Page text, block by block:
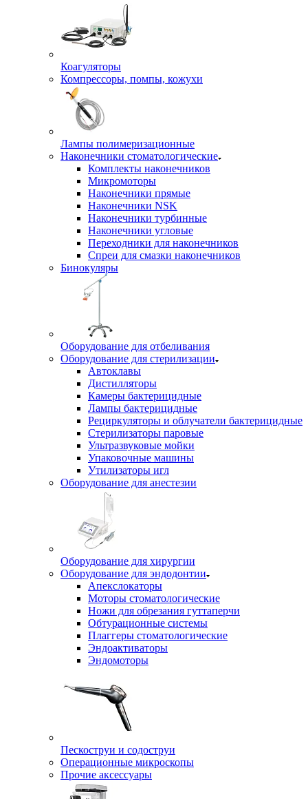
Коагуляторы
Компрессоры, помпы, кожухи
Лампы полимеризационные
Наконечники стоматологические
Комплекты наконечников
Микромоторы
Наконечники прямые
Наконечники NSK
Наконечники турбинные
Наконечники угловые
Переходники для наконечников
Спреи для смазки наконечников
Бинокуляры
Оборудование для отбеливания
Оборудование для стерилизации
Автоклавы
Дистилляторы
Камеры бактерицидные
Лампы бактерицидные
Рециркуляторы и облучатели бактерицидные
Стерилизаторы паровые
Ультразвуковые мойки
Упаковочные машины
Утилизаторы игл
Оборудование для анестезии
Оборудование для хирургии
Оборудование для эндодонтии
Апекслокаторы
Моторы стоматологические
Ножи для обрезания гуттаперчи
Обтурационные системы
Плаггеры стоматологические
Эндоактиваторы
Эндомоторы
Пескоструи и содоструи
Операционные микроскопы
Прочие аксессуары